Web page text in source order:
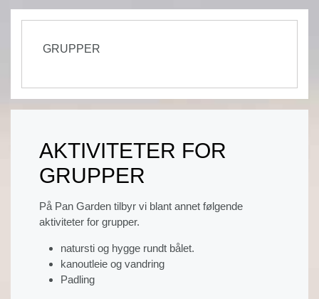
GRUPPER
AKTIVITETER FOR
GRUPPER
På Pan Garden tilbyr vi blant annet følgende
aktiviteter for grupper.
natursti og hygge rundt bålet.
kanoutleie og vandring
Padling